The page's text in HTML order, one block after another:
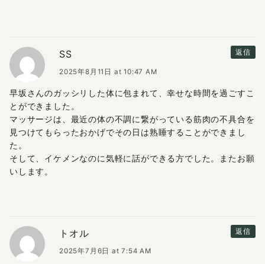
返信
SS
2025年8月11日 at 10:47 AM
早坂さんのガッシリした体に包まれて、幸せな時間を過ごすこ
とができました。
マッサージは、最近の体の不調に繋がっている筋肉の不具合を
見つけてもらったおかげでその日は熟睡することができまし
た。
そして、イケメンなのに気軽に話ができる方でした。またお願
いします。
返信
トオル
2025年7月6日 at 7:54 AM